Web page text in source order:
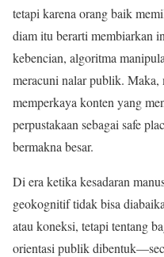
tetapi karena orang baik
diam itu berarti membiarkan
kebencian, algoritma
meracuni nalar publik. Maka,
memperkaya konten yang
perpustakaan sebagai safe
bermakna besar.
Di era ketika kesadaran
geokognitif tidak bisa
atau koneksi, tetapi tentang
orientasi publik